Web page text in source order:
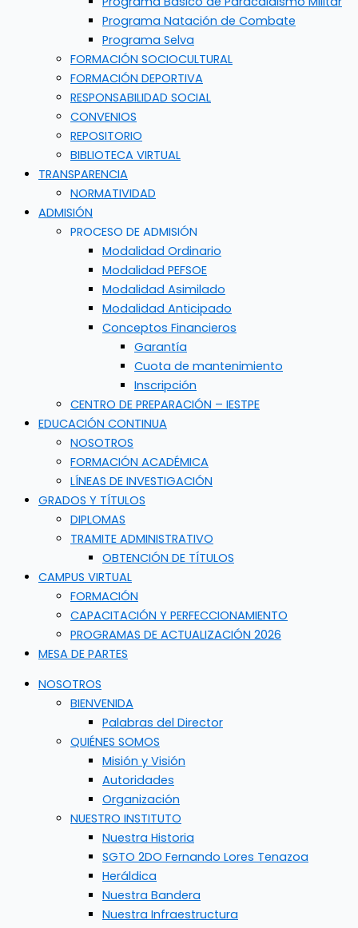
Programa Natación de Combate
Programa Selva
FORMACIÓN SOCIOCULTURAL
FORMACIÓN DEPORTIVA
RESPONSABILIDAD SOCIAL
CONVENIOS
REPOSITORIO
BIBLIOTECA VIRTUAL
TRANSPARENCIA
NORMATIVIDAD
ADMISIÓN
PROCESO DE ADMISIÓN
Modalidad Ordinario
Modalidad PEFSOE
Modalidad Asimilado
Modalidad Anticipado
Conceptos Financieros
Garantía
Cuota de mantenimiento
Inscripción
CENTRO DE PREPARACIÓN – IESTPE
EDUCACIÓN CONTINUA
NOSOTROS
FORMACIÓN ACADÉMICA
LÍNEAS DE INVESTIGACIÓN
GRADOS Y TÍTULOS
DIPLOMAS
TRAMITE ADMINISTRATIVO
OBTENCIÓN DE TÍTULOS
CAMPUS VIRTUAL
FORMACIÓN
CAPACITACIÓN Y PERFECCIONAMIENTO
PROGRAMAS DE ACTUALIZACIÓN 2026
MESA DE PARTES
NOSOTROS
BIENVENIDA
Palabras del Director
QUIÉNES SOMOS
Misión y Visión
Autoridades
Organización
NUESTRO INSTITUTO
Nuestra Historia
SGTO 2DO Fernando Lores Tenazoa
Heráldica
Nuestra Bandera
Nuestra Infraestructura